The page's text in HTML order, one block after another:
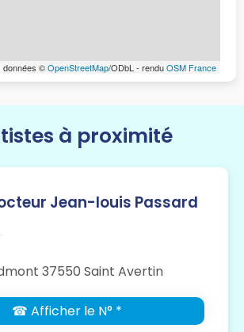
| données ©OpenStreetMap/ODbL - renduOSM France
à proximité
Jean-louis Passard
37550 Saint Avertin
☎ Afficher le N° *